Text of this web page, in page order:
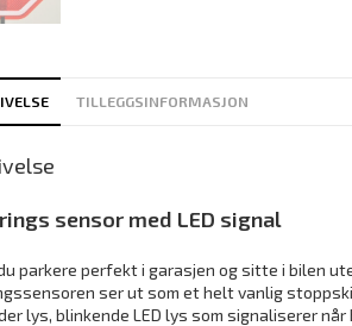
TILLEGGSINFORMASJON
sensor med LED signal
parkere perfekt i garasjen og sitte i bilen
ser ut som et helt vanlig
lys, blinkende LED lys som signaliserer